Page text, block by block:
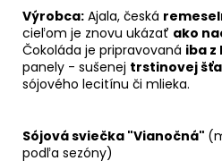
Výrobca: Ajala, česká
cieľom je znovu ukázať ako
Čokoláda je pripravovaná iba
panely - sušenej trstinovej
sójového lecitínu či mlieka.
Sójová sviečka "Vianočná"
podľa sezóny)